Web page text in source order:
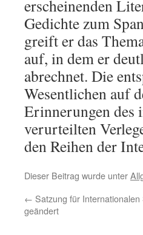
erscheinenden
Gedichte zum
greift er das
auf, in dem er
abrechnet. Die
Wesentlichen auf
Erinnerungen des
verurteilten
den Reihen der
Dieser Beitrag wurde unter
← Satzung für
geändert